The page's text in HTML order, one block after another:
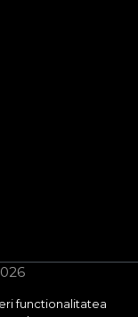
functionalitatea